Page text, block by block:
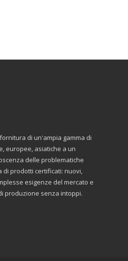
di un'ampia gamma di
europee, asiatiche a un
delle problematiche
prodotti certificati: nuovi,
esigenze del mercato e
produzione senza intoppi.